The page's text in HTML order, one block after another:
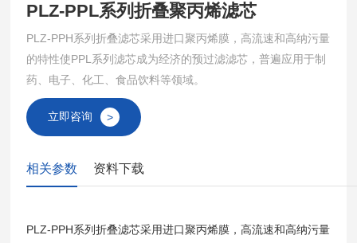
PLZ-PPL系列折叠聚丙烯滤芯
PLZ-PPH系列折叠滤芯采用进口聚丙烯膜，高流速和高纳污量
的特性使PPL系列滤芯成为经济的预过滤滤芯，普遍应用于制
药、电子、化工、食品饮料等领域。
立即咨询 >
相关参数 资料下载
PLZ-PPH系列折叠滤芯采用进口聚丙烯膜，高流速和高纳污量